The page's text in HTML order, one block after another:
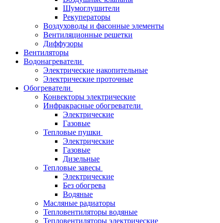
Шумоглушители
Рекуператоры
Воздуховоды и фасонные элементы
Вентиляционные решетки
Диффузоры
Вентиляторы
Водонагреватели
Электрические накопительные
Электрические проточные
Обогреватели
Конвекторы электрические
Инфракрасные обогреватели
Электрические
Газовые
Тепловые пушки
Электрические
Газовые
Дизельные
Тепловые завесы
Электрические
Без обогрева
Водяные
Масляные радиаторы
Тепловентиляторы водяные
Тепловентиляторы электрические